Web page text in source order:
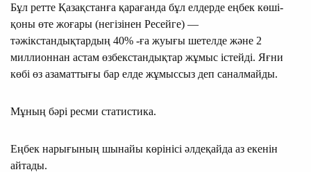
Бұл ретте Қазақстанға қарағанда бұл елдерде еңбек көші-
қоны өте жоғары (негізінен Ресейге) —
тәжікстандықтардың 40% -ға жуығы шетелде және 2
миллионнан астам өзбекстандықтар жұмыс істейді. Яғни
көбі өз азаматтығы бар елде жұмыссыз деп саналмайды.
Мұның бәрі ресми статистика.
Еңбек нарығының шынайы көрінісі әлдеқайда аз екенін
айтады.